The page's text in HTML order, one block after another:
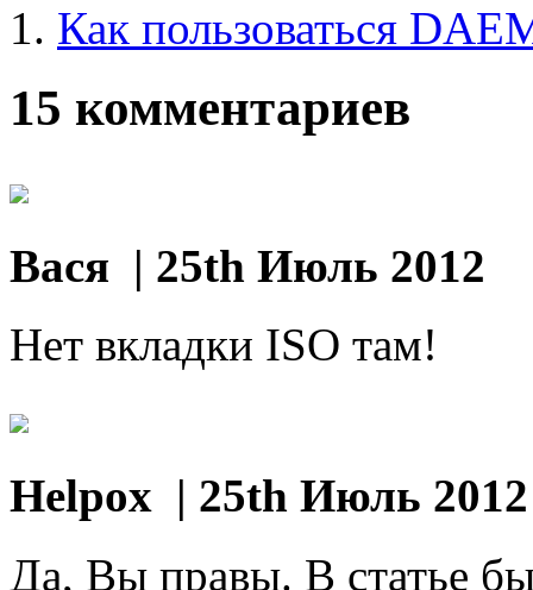
Как пользоваться
15 комментариев
Вася | 25th Июль 2012
Нет вкладки ISO там!
Helpox | 25th Июль 2012
Да, Вы правы. В статье